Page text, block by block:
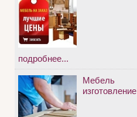
подробнее...
Мебель
изготовление